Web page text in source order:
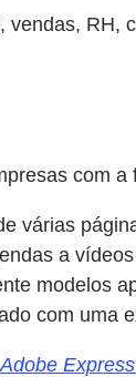
com
várias
a
modelos
com uma